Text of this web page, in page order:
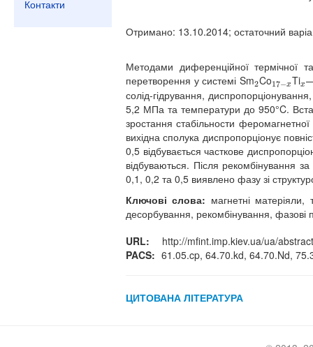
Контакти
Отримано: 13.10.2014; остаточний
Методами диференційної термічної
перетворення у системі Sm2
2Co17−x
17−xTix
x
солід-гідрування,
5,2 МПа та температури до 950°C.
зростання стабільности
вихідна сполука диспропорціонує
0,5 відбувається часткове
відбуваються. Після рекомбінування
0,1, 0,2 та 0,5 виявлено фазу зі
Ключові слова: магнетні матеріяли,
десорбування, рекомбінування, фазові
URL:
http://mfint.imp.kiev.ua/ua/
PACS: 61.05.cp, 64.70.kd, 64.70.Nd,
ЦИТОВАНА ЛІТЕРАТУРА